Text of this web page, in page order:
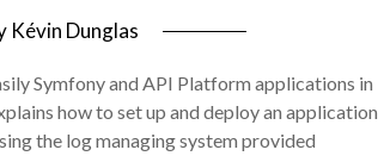
Kévin Dunglas
Symfony and API Platform applications in
how to set up and deploy an application
the log managing system provided